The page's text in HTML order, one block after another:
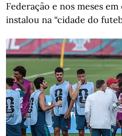
Federação e nos meses
instalou na “cidade do